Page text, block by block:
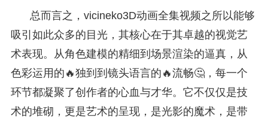
总而言之，vicineko3D动画全集视频之所以能够
吸引如此众多的目光，其核心在于其卓越的视觉艺
术表现。从角色建模的精细到场景渲染的逼真，从
色彩运用的🔥独到到镜头语言的🔥流畅🤔，每一个
环节都凝聚了创作者的心血与才华。它不仅仅是技
术的堆砌，更是艺术的呈现，是光影的魔术，是带